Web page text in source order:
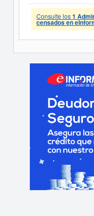
Consulte los1
censados en